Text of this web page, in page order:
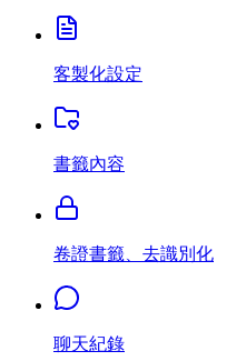
客製化設定
書籤內容
卷證書籤、去識別化
聊天紀錄